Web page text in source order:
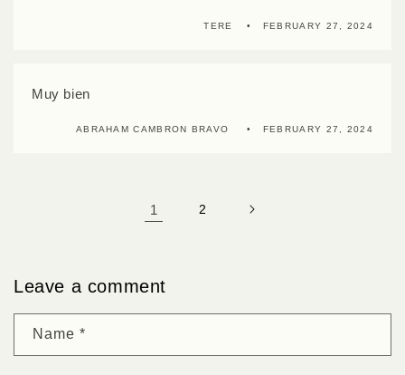
TERE FEBRUARY 27, 2024
Muy bien
ABRAHAM CAMBRON BRAVO FEBRUARY 27, 2024
1 2
Leave a comment
Name *